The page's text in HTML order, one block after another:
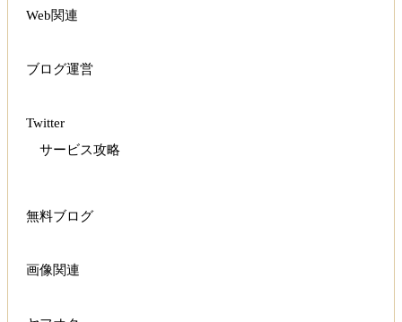
Web関連
ブログ運営
Twitter
サービス攻略
無料ブログ
画像関連